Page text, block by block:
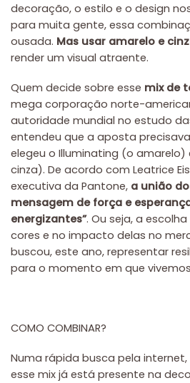
decoração, o estilo e o design
para muita gente, essa
ousada. Mas usar amarelo e
render um visual atraente.
Quem decide sobre esse mix de
mega corporação norte-
autoridade mundial no estudo
entendeu que a aposta
elegeu o Illuminating (o amarelo)
cinza). De acordo com Leatrice
executiva da Pantone, a união
mensagem de força e
energizantes”. Ou seja, a
cores e no impacto delas no
buscou, este ano, representar
para o momento em que
COMO COMBINAR?
Numa rápida busca pela internet,
esse mix já está presente na